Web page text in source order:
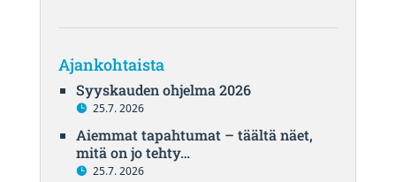
Ajankohtaista
Syyskauden ohjelma 2026
25.7. 2026
Aiemmat tapahtumat – täältä näet,
mitä on jo tehty…
25.7. 2026